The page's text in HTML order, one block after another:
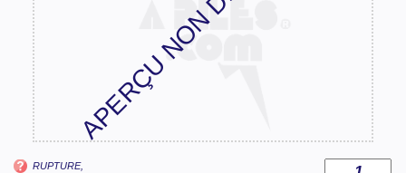
RUPTURE,